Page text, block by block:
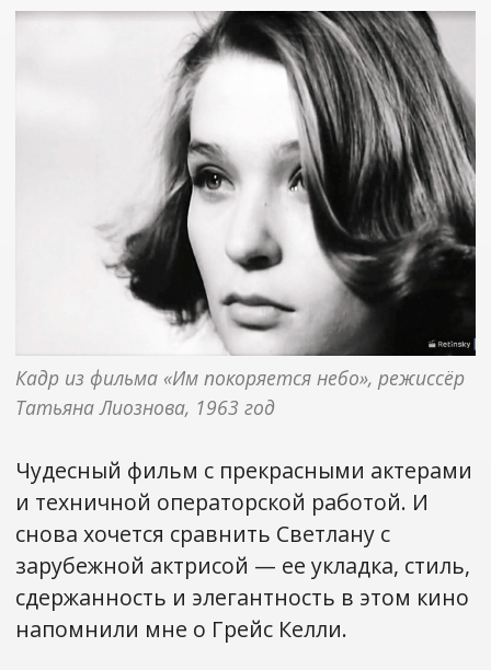
Кадр из фильма «Им покоряется небо», режиссёр
Татьяна Лиознова, 1963 год
Чудесный фильм с прекрасными актерами
и техничной операторской работой. И
снова хочется сравнить Светлану с
зарубежной актрисой — ее укладка, стиль,
сдержанность и элегантность в этом кино
напомнили мне о Грейс Келли.